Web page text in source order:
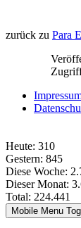
zurück zu Para
Heute: 310
Gestern: 845
Diese Woche:
Dieser Monat:
Total: 224.441
Mobile Menu